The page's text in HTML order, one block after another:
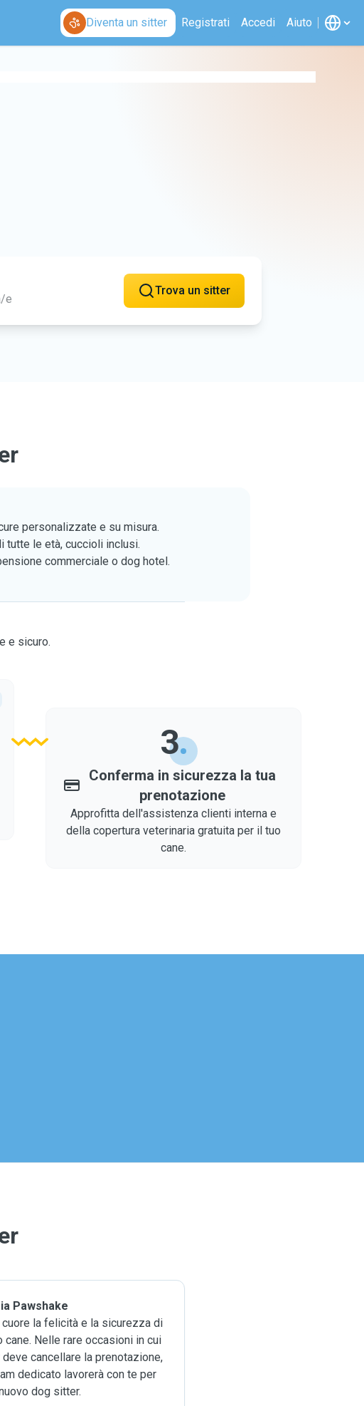
Diventa un sitter Registrati Accedi Aiuto
e
Trova un sitter
personalizzate e su misura.
tutte le età, cuccioli inclusi.
commerciale o dog hotel.
e sicuro.
3
Conferma in sicurezza la tua
prenotazione
Approfitta dell'assistenza clienti interna e
della copertura veterinaria gratuita per il tuo
cane.
Pawshake
cuore la felicità e la sicurezza di
cane. Nelle rare occasioni in cui
cancellare la prenotazione,
dedicato lavorerà con te per
dog sitter.